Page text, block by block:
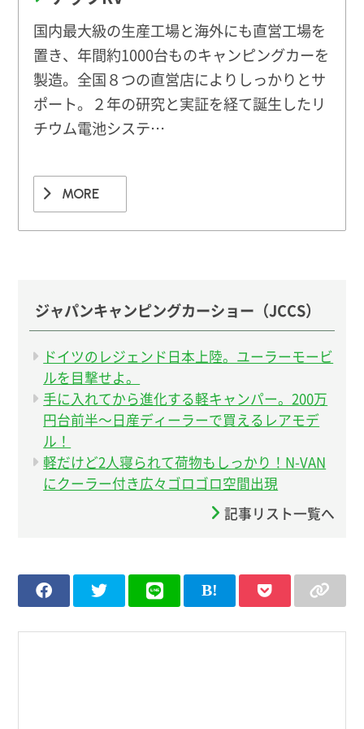
国内最大級の生産工場と海外にも直営工場を
置き、年間約1000台ものキャンピングカーを
製造。全国８つの直営店によりしっかりとサ
ポート。２年の研究と実証を経て誕生したリ
チウム電池システ…
MORE
ジャパンキャンピングカーショー（JCCS）
ドイツのレジェンド日本上陸。ユーラーモービ
ルを目撃せよ。
手に入れてから進化する軽キャンパー。200万
円台前半〜日産ディーラーで買えるレアモデ
ル！
軽だけど2人寝られて荷物もしっかり！N-VAN
にクーラー付き広々ゴロゴロ空間出現
記事リスト一覧へ